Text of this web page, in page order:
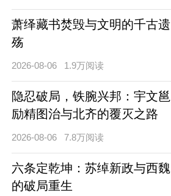
萧绎藏书焚毁与文明的千古遗
殇
2026-08-06 1.9万阅读
隐忍破局，铁腕兴邦：宇文邕
励精图治与北齐的覆灭之路
2026-08-06 7.8万阅读
六条定乾坤：苏绰新政与西魏
的破局重生